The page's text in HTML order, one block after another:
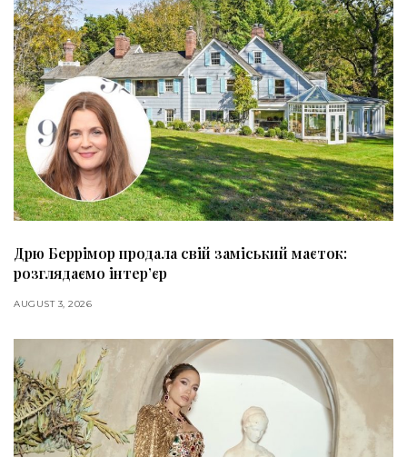
Дрю Беррімор продала свій заміський маєток:
розглядаємо інтер’єр
AUGUST 3, 2026